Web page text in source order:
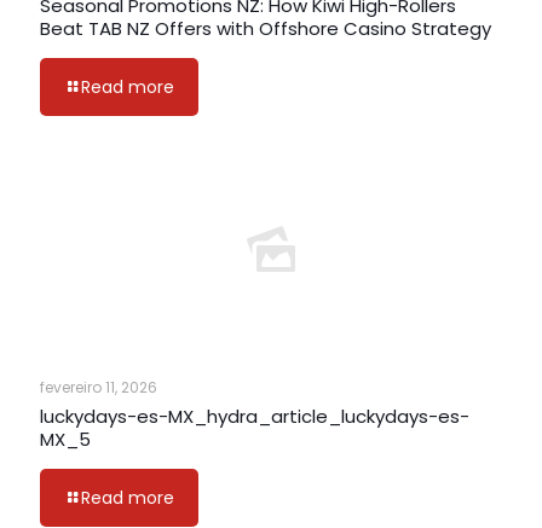
Seasonal Promotions NZ: How Kiwi High-Rollers
Beat TAB NZ Offers with Offshore Casino Strategy
Read more
fevereiro 11, 2026
luckydays-es-MX_hydra_article_luckydays-es-
MX_5
Read more